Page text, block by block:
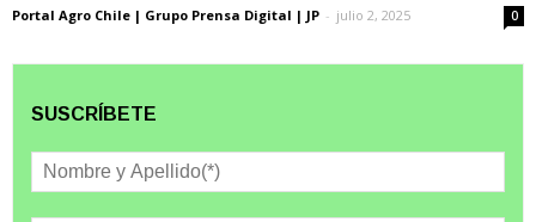
Portal Agro Chile | Grupo Prensa Digital | JP - julio 2, 2025 0
SUSCRÍBETE